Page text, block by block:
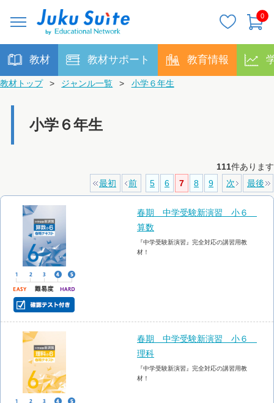
0
教材 教材サポート 教育情報
教材トップ > ジャンル一覧 > 小学６年生
小学６年生
111件あります
最初
前 5 6 7 8 9 次 最後
春期 中学受験新演習 小６
算数
『中学受験新演習』完全対応の講習用教
材！
春期 中学受験新演習 小６
理科
『中学受験新演習』完全対応の講習用教
材！